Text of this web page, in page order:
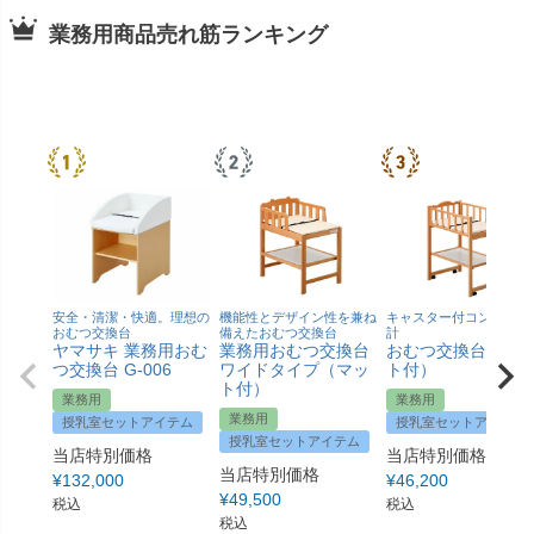
業務用商品売れ筋ランキング
安全・清潔・快適。理想の
おむつ交換台
ヤマサキ 業務用おむ
つ交換台 G-006
業務用
授乳室セットアイテム
当店特別価格
¥132,000
税込
機能性とデザイン性を兼ね
備えたおむつ交換台
業務用おむつ交換台
ワイドタイプ（マッ
ト付）
業務用
授乳室セットアイテム
当店特別価格
¥49,500
税込
キャスター付コンパクト
計
おむつ交換台（マ
ト付）
業務用
授乳室セットアイテム
当店特別価格
¥46,200
税込